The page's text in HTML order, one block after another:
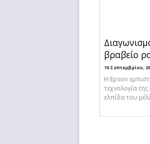
βραβείο
10 Σεπτεμβρίου,
Η Epson
τεχνολογία
ελπίδα του